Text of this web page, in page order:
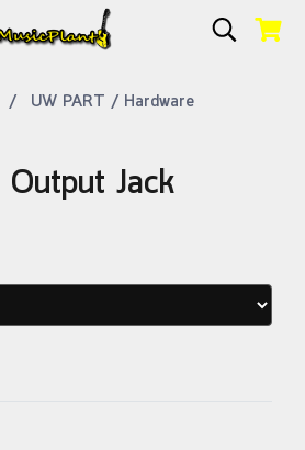
UW PART / Hardware
Jack